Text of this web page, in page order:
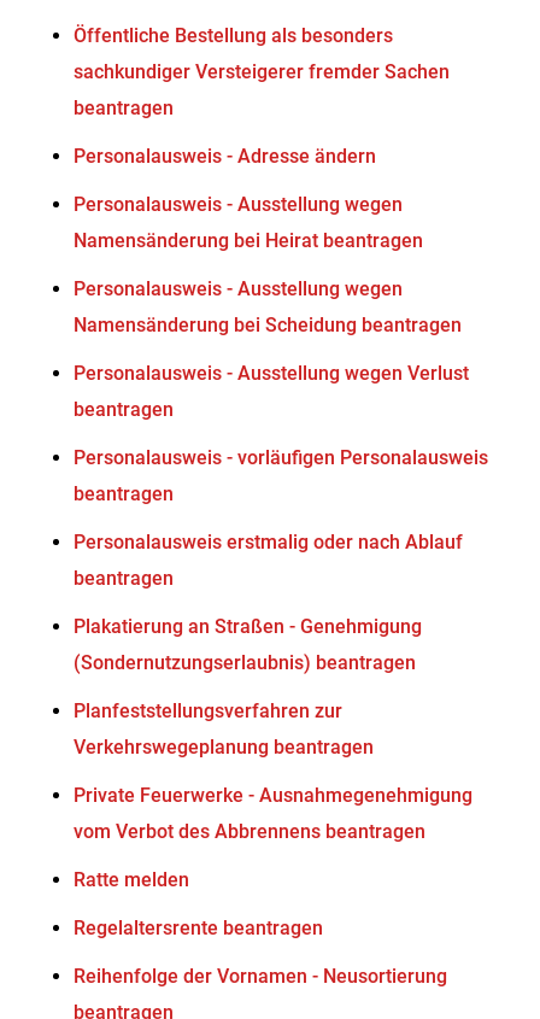
Öffentliche Bestellung als besonders
sachkundiger Versteigerer fremder Sachen
beantragen
Personalausweis - Adresse ändern
Personalausweis - Ausstellung wegen
Namensänderung bei Heirat beantragen
Personalausweis - Ausstellung wegen
Namensänderung bei Scheidung beantragen
Personalausweis - Ausstellung wegen Verlust
beantragen
Personalausweis - vorläufigen Personalausweis
beantragen
Personalausweis erstmalig oder nach Ablauf
beantragen
Plakatierung an Straßen - Genehmigung
(Sondernutzungserlaubnis) beantragen
Planfeststellungsverfahren zur
Verkehrswegeplanung beantragen
Private Feuerwerke - Ausnahmegenehmigung
vom Verbot des Abbrennens beantragen
Ratte melden
Regelaltersrente beantragen
Reihenfolge der Vornamen - Neusortierung
beantragen